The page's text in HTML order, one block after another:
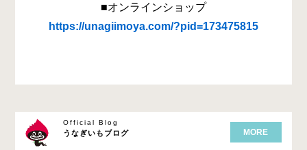
■オンラインショップ
https://unagiimoya.com/?pid=173475815
うなぎいもブログ
Official Blog
MORE